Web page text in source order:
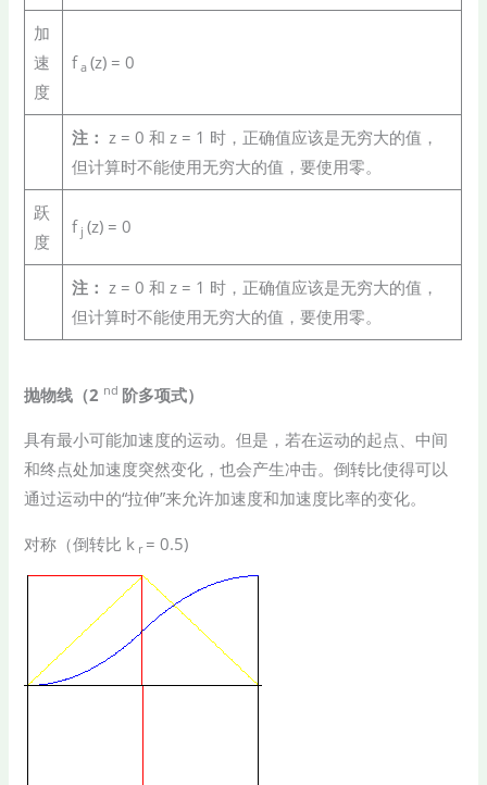
加
速
度
f a (z) = 0
注： z = 0 和 z = 1 时，正确值应该是无穷大的值，
但计算时不能使用无穷大的值，要使用零。
跃
度
f j (z) = 0
注： z = 0 和 z = 1 时，正确值应该是无穷大的值，
但计算时不能使用无穷大的值，要使用零。
抛物线（2 nd 阶多项式）
具有最小可能加速度的运动。但是，若在运动的起点、中间
和终点处加速度突然变化，也会产生冲击。倒转比使得可以
通过运动中的“拉伸”来允许加速度和加速度比率的变化。
对称（倒转比 k r = 0.5)